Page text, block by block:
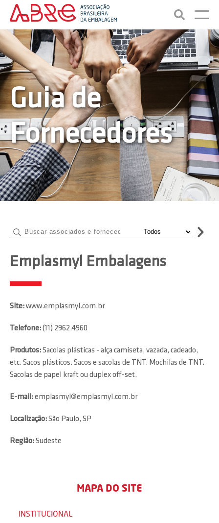
Guia de
Fornecedores
Emplasmyl Embalagens
Site:www.emplasmyl.com.br
Telefone:(11) 2962.4960
Produtos:Sacolas plásticas - alça camiseta, vazada, cadeado,
etc. Sacos plásticos. Sacos e sacolas de TNT. Mochilas de TNT.
Sacolas de papel kraft ou duplex off-set.
E-mail:emplasmyl@emplasmyl.com.br
Localização:São Paulo, SP
Região:Sudeste
MAPA DO SITE
INSTITUCIONAL